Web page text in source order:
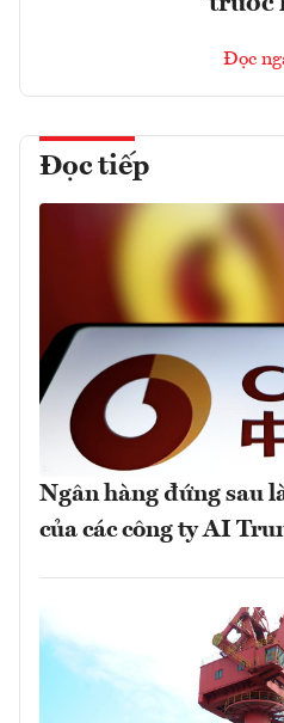
Đọc
Đọc tiếp
Ngân hàng đứng sau
của các công ty AI